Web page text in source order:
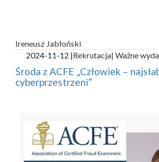
Ireneusz Jabłoński
2024-11-12 |Rekrutacja| Ważne
Środa z ACFE „Człowiek –
cyberprzestrzeni”